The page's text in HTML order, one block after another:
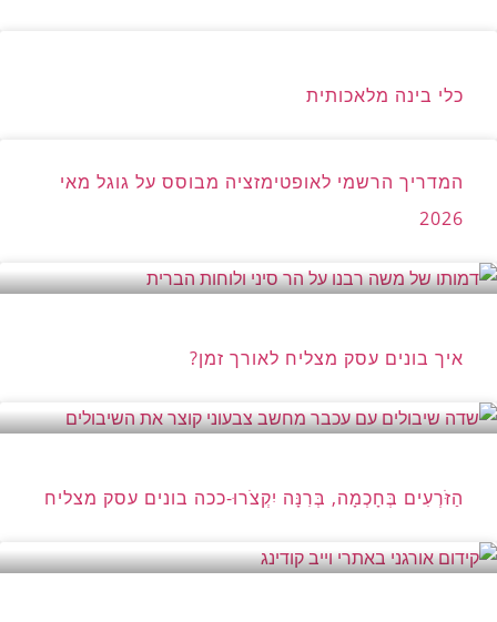
כלי בינה מלאכותית
המדריך הרשמי לאופטימזציה מבוסס על גוגל מאי
2026
איך בונים עסק מצליח לאורך זמן?
הַזֹּרְעִים בְּחָכְמָה, בְּרִנָּה יִקְצֹרוּ-ככה בונים עסק מצליח